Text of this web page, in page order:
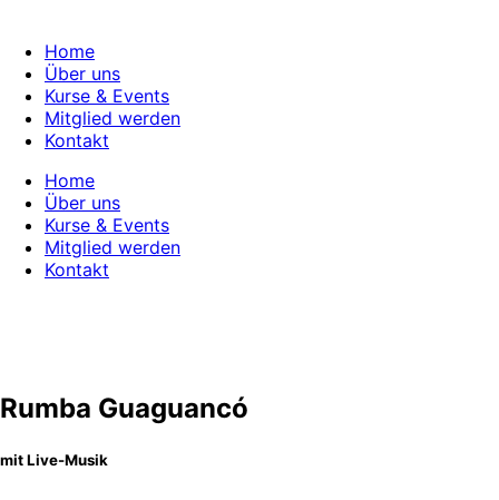
contentHome
Über uns
Kurse & Events
Mitglied werden
Kontakt
Home
Über uns
Kurse & Events
Mitglied werden
Kontakt
Rumba Guaguancó
mit Live-Musik